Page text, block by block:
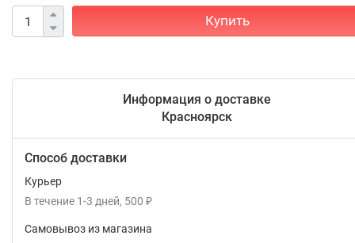
Купить
Информация о доставке
Красноярск
Способ доставки
Курьер
В течение 1-3 дней 500 ₽
Самовывоз из магазина